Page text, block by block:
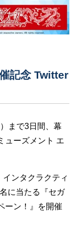
記念 Twitter
まで3日間、幕
ューズメント エ
ンタクラクティ
に当たる『セガ
ーン！』を開催